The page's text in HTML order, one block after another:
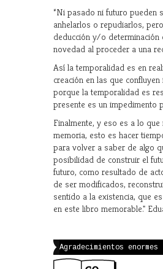
“Ni pasado ni futuro pueden
anhelarlos o repudiarlos,
deducción y/o determinación
novedad al proceder a una
Así la temporalidad es en
creación en las que
porque la temporalidad es
presente es un impedimento
Finalmente, y eso es a lo
memoria, esto es hacer
para volver a saber de algo
posibilidad de construir el
futuro, como resultado de
de ser modificados,
sentido a la existencia, que
en este libro memorable."
Agradecimientos enormes